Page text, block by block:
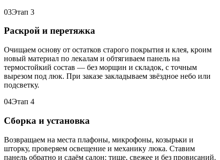
03Этап 3
Раскрой и перетяжка
Очищаем основу от остатков старого покрытия и клея, кроим
новый материал по лекалам и обтягиваем панель на
термостойкий состав — без морщин и складок, с точным
вырезом под люк. При заказе закладываем звёздное небо или
подсветку.
04Этап 4
Сборка и установка
Возвращаем на места плафоны, микрофоны, козырьки и
шторку, проверяем освещение и механику люка. Ставим
панель обратно и сдаём салон: тише, свежее и без провисаний.